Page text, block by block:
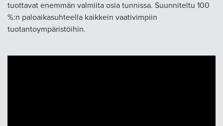
tuottavat enemmän valmiita osia tunnissa. Suunniteltu 100
%:n paloaikasuhteella kaikkein vaativimpiin
tuotantoympäristöihin.